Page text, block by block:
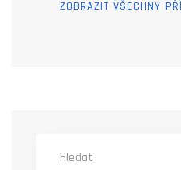
ZOBRAZIT VŠECHNY